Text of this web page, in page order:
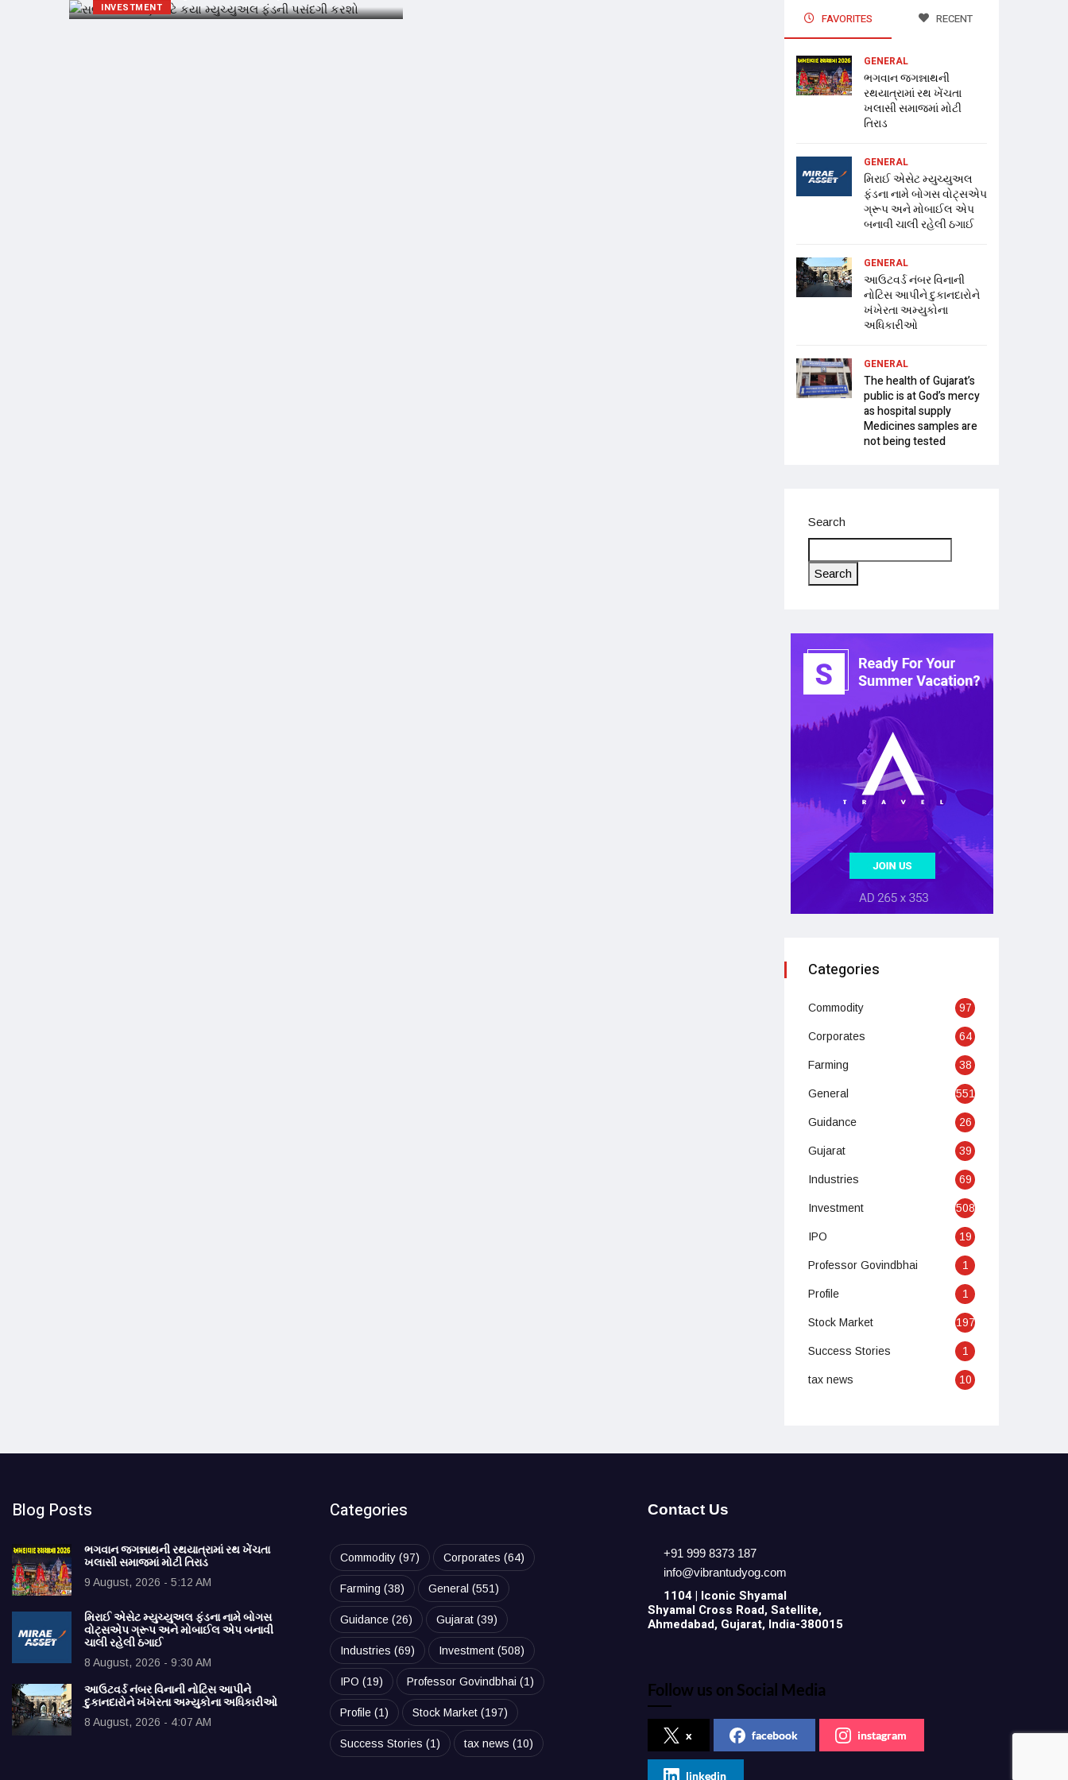
INVESTMENT
FAVORITES RECENT
GENERAL
ભગવાન જગન્નાથની
રથયાત્રામાં રથ ખેંચતા
ખલાસી સમાજમાં મોટી
તિરાડ
GENERAL
મિરાઈ એસેટ મ્યુચ્યુઅલ
ફંડના નામે બોગસ વોટ્સએપ
ગ્રૂપ અને મોબાઈલ એપ
બનાવી ચાલી રહેલી ઠગાઈ
GENERAL
આઉટવર્ડ નંબર વિનાની
નોટિસ આપીને દુકાનદારોને
ખંખેરતા અમ્યુકોના
અધિકારીઓ
GENERAL
The health of Gujarat’s
public is at God’s mercy
as hospital supply
Medicines samples are
not being tested
Search
Search
Categories
Commodity 97
Corporates 64
Farming 38
General 551
Guidance 26
Gujarat 39
Industries 69
Investment 508
IPO 19
Professor Govindbhai 1
Profile 1
Stock Market 197
Success Stories 1
tax news 10
Blog Posts
ભગવાન જગન્નાથની રથયાત્રામાં રથ ખેંચતા
ખલાસી સમાજમાં મોટી તિરાડ
9 August, 2026 - 5:12 AM
મિરાઈ એસેટ મ્યુચ્યુઅલ ફંડના નામે બોગસ
વોટ્સએપ ગ્રૂપ અને મોબાઈલ એપ બનાવી
ચાલી રહેલી ઠગાઈ
8 August, 2026 - 9:30 AM
આઉટવર્ડ નંબર વિનાની નોટિસ આપીને
દુકાનદારોને ખંખેરતા અમ્યુકોના અધિકારીઓ
8 August, 2026 - 4:07 AM
Categories
Commodity(97) Corporates (64)
Farming (38) General (551)
Guidance(26) Gujarat(39)
Industries (69) Investment(508)
IPO (19) Professor Govindbhai (1)
Profile(1) Stock Market(197)
Success Stories (1) tax news (10)
Contact Us
+91 999 8373 187
info@vibrantudyog.com
1104 | Iconic Shyamal
Shyamal Cross Road, Satellite,
Ahmedabad, Gujarat, India-380015
Follow us on Social Media
x facebook instagram
linkedin